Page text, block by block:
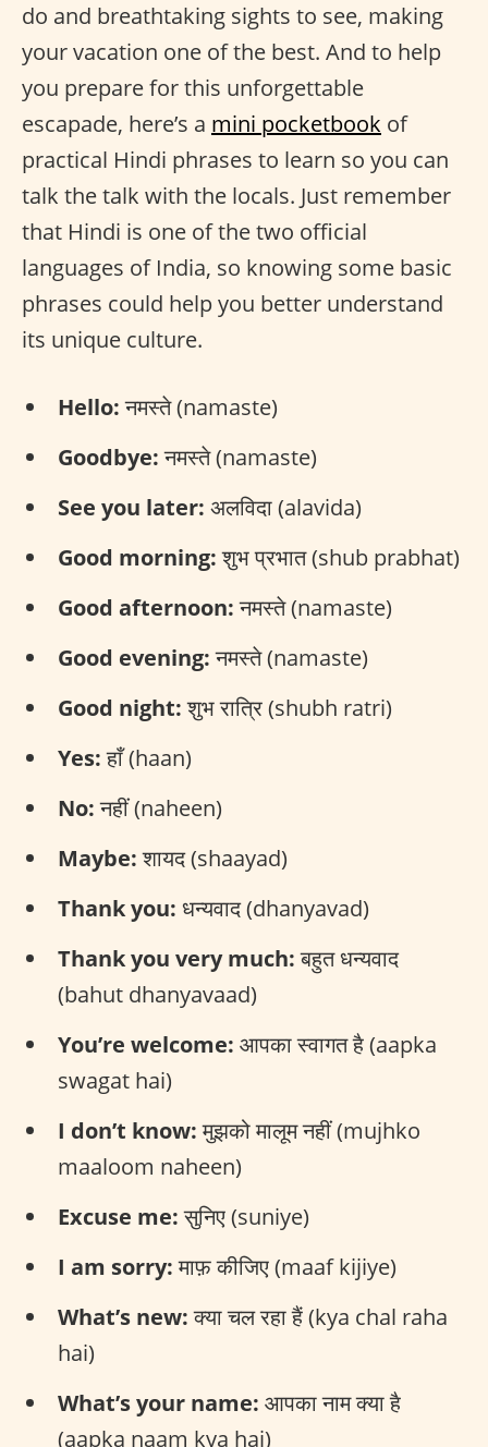
do and breathtaking sights to see, making
your vacation one of the best. And to help
you prepare for this unforgettable
escapade, here’s a mini pocketbook of
practical Hindi phrases to learn so you can
talk the talk with the locals. Just remember
that Hindi is one of the two official
languages of India, so knowing some basic
phrases could help you better understand
its unique culture.
Hello:नमस्ते (namaste)
Goodbye:नमस्ते (namaste)
See you later: अलविदा (alavida)
Good morning:शुभ प्रभात (shub prabhat)
Good afternoon:नमस्ते (namaste)
Good evening:नमस्ते (namaste)
Good night:शुभ रात्रि (shubh ratri)
Yes:हाँ (haan)
No:नहीं (naheen)
Maybe:शायद (shaayad)
Thank you: धन्यवाद (dhanyavad)
Thank you very much:बहुत धन्यवाद
(bahut dhanyavaad)
You’re welcome: आपका स्वागत है (aapka
swagat hai)
I don’t know:मुझको मालूम नहीं (mujhko
maaloom naheen)
Excuse me:सुनिए (suniye)
I am sorry:माफ़ कीजिए (maaf kijiye)
What’s new:क्या चल रहा हैं (kya chal raha
hai)
What’s your name: आपका नाम क्या है
(aapka naam kya hai)